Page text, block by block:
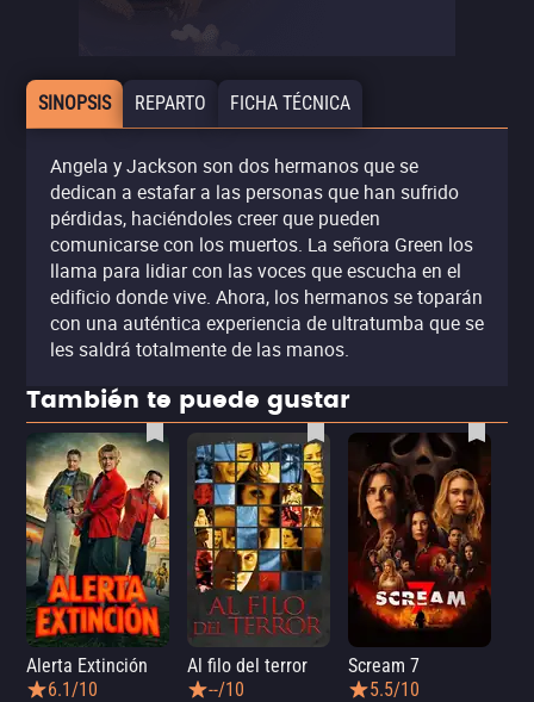
SINOPSIS REPARTO FICHA TÉCNICA
Angela y Jackson son dos hermanos que se
dedican a estafar a las personas que han sufrido
pérdidas, haciéndoles creer que pueden
comunicarse con los muertos. La señora Green los
llama para lidiar con las voces que escucha en el
edificio donde vive. Ahora, los hermanos se toparán
con una auténtica experiencia de ultratumba que se
les saldrá totalmente de las manos.
También te puede gustar
Alerta Extinción
6.1/10
Al filo del terror
--/10
Scream 7
5.5/10